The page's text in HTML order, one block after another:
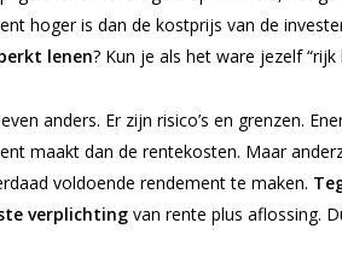
hoger is dan de kostprijs van de
lenen? Kun je als het ware jezelf
anders. Er zijn risico’s en grenzen.
maakt dan de rentekosten. Maar
voldoende rendement te maken.
verplichting van rente plus aflossing.